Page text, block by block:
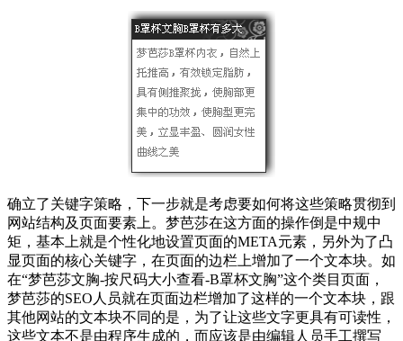
确立了关键字策略，下一步就是考虑要如何将这些策略贯彻到
网站结构及页面要素上。梦芭莎在这方面的操作倒是中规中
矩，基本上就是个性化地设置页面的META元素，另外为了凸
显页面的核心关键字，在页面的边栏上增加了一个文本块。如
在“梦芭莎文胸-按尺码大小查看-B罩杯文胸”这个类目页面，
梦芭莎的SEO人员就在页面边栏增加了这样的一个文本块，跟
其他网站的文本块不同的是，为了让这些文字更具有可读性，
这些文本不是由程序生成的，而应该是由编辑人员手工撰写